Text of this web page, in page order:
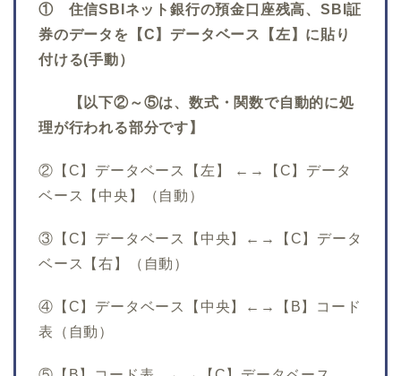
① 住信SBIネット銀行の預金口座残高、SBI証
券のデータを【C】データベース【左】に貼り
付ける(手動）
【以下②～⑤は、数式・関数で自動的に処
理が行われる部分です】
②【C】データベース【左】 ←→【C】データ
ベース【中央】（自動）
③【C】データベース【中央】←→【C】データ
ベース【右】（自動）
④【C】データベース【中央】←→【B】コード
表（自動）